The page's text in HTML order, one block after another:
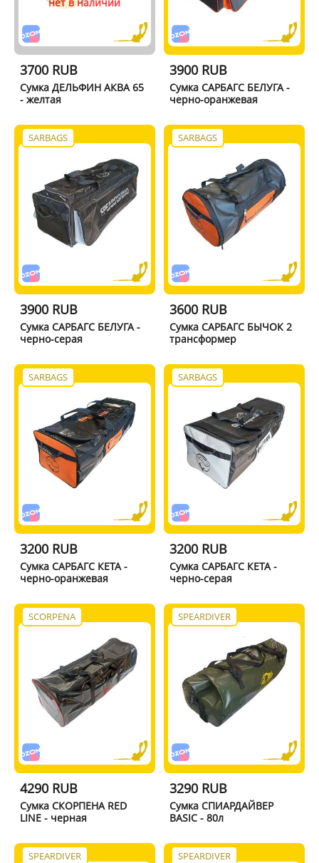
3700 RUB
Сумка ДЕЛЬФИН АКВА 65
- желтая
3900 RUB
Сумка САРБАГС БЕЛУГА -
черно-оранжевая
SARBAGS
3900 RUB
Сумка САРБАГС БЕЛУГА -
черно-серая
SARBAGS
3600 RUB
Сумка САРБАГС БЫЧОК 2
трансформер
SARBAGS
3200 RUB
Сумка САРБАГС КЕТА -
черно-оранжевая
SARBAGS
3200 RUB
Сумка САРБАГС КЕТА -
черно-серая
SCORPENA
4290 RUB
Сумка СКОРПЕНА RED
LINE - черная
SPEARDIVER
3290 RUB
Сумка СПИАРДАЙВЕР
BASIC - 80л
SPEARDIVER SPEARDIVER